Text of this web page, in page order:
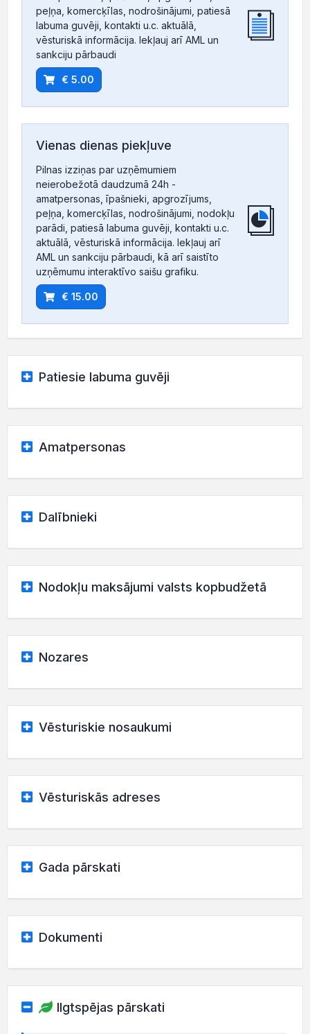
peļņa, komercķīlas, nodrošinājumi, patiesā
labuma guvēji, kontakti u.c. aktuālā,
vēsturiskā informācija. Iekļauj arī AML un
sankciju pārbaudi
€ 5.00
Vienas dienas piekļuve
Pilnas izziņas par uzņēmumiem
neierobežotā daudzumā 24h -
amatpersonas, īpašnieki, apgrozījums,
peļņa, komercķīlas, nodrošinājumi, nodokļu
parādi, patiesā labuma guvēji, kontakti u.c.
aktuālā, vēsturiskā informācija. Iekļauj arī
AML un sankciju pārbaudi, kā arī saistīto
uzņēmumu interaktīvo saišu grafiku.
€ 15.00
Patiesie labuma guvēji
Amatpersonas
Dalībnieki
Nodokļu maksājumi valsts kopbudžetā
Nozares
Vēsturiskie nosaukumi
Vēsturiskās adreses
Gada pārskati
Dokumenti
Ilgtspējas pārskati